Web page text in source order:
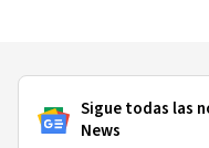
Sigue todas las
News